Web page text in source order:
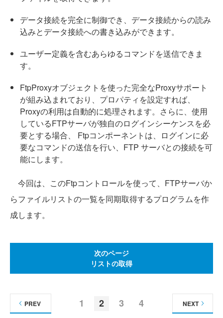
データ接続を完全に制御でき、データ接続からの読み
込みとデータ接続への書き込みができます。
ユーザー定義を含むあらゆるコマンドを送信できま
す。
FtpProxyオブジェクトを使った完全なProxyサポート
が組み込まれており、プロパティを設定すれば、
Proxyの利用は自動的に処理されます。さらに、使用
しているFTPサーバが独自のログインシーケンスを必
要とする場合、 Ftpコンポーネントは、ログインに必
要なコマンドの送信を行い、FTP サーバとの接続を可
能にします。
今回は、このFtpコントロールを使って、FTPサーバか
らファイルリストの一覧を同期取得するプログラムを作
成します。
次のページ
リストの取得
1 2 3 4
PREV NEXT